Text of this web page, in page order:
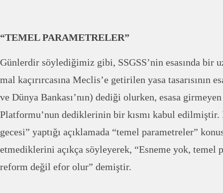
“TEMEL PARAMETRELER”
Günlerdir söylediğimiz gibi, SSGSS’nin esasında bir
mal kaçırırcasına Meclis’e getirilen yasa tasarısının
ve Dünya Bankası’nın) dediği olurken, esasa
Platformu’nun dediklerinin bir kısmı kabul
gecesi” yaptığı açıklamada “temel parametreler”
etmediklerini açıkça söyleyerek, “Esneme yok, temel
reform değil efor olur” demiştir.